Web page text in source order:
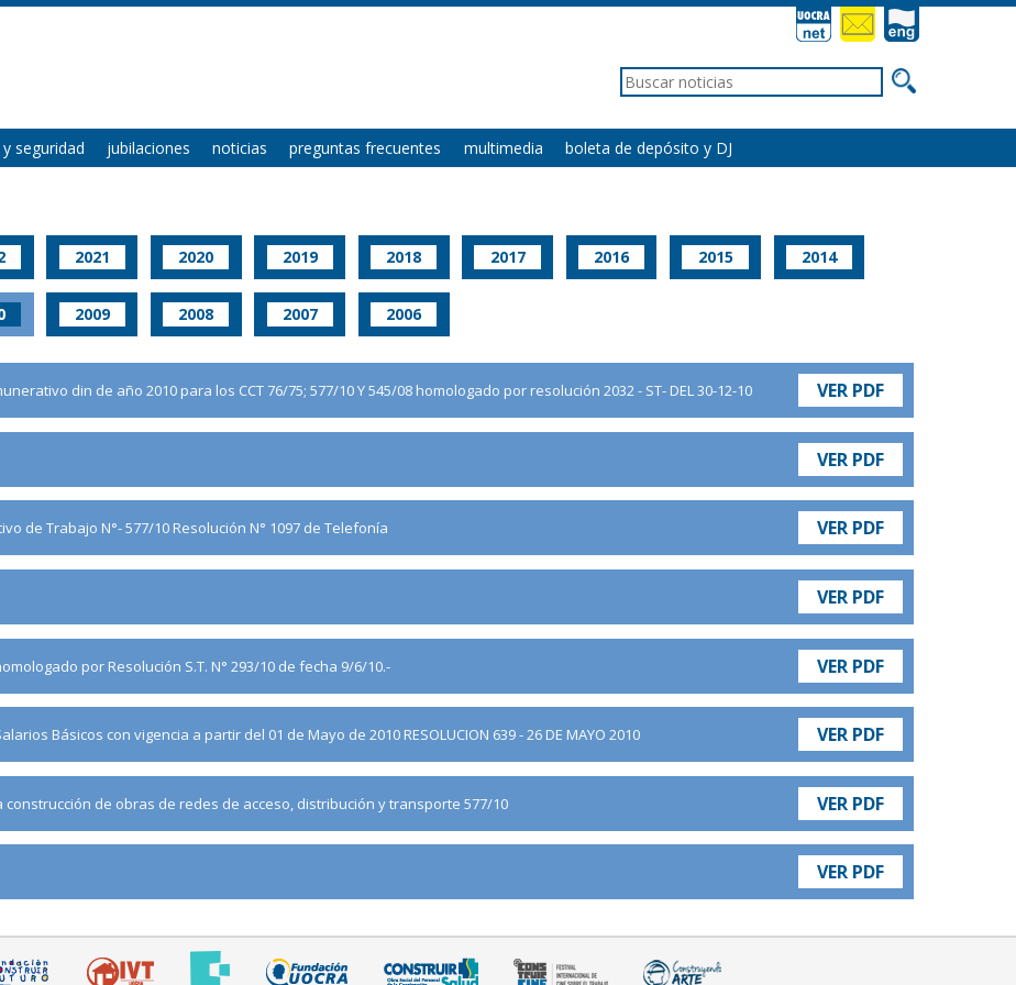
seguridad jubilaciones noticias preguntas frecuentes multimedia boleta de depósito y DJ
2021 2020 2019 2018 2017 2016 2015 2014
2009 2008 2007 2006
din de año 2010 para los CCT 76/75; 577/10 Y 545/08 homologado por resolución 2032 - ST- DEL 30-12-10 VER PDF
VER PDF
de Trabajo N°- 577/10 Resolución N° 1097 de Telefonía VER PDF
VER PDF
por Resolución S.T. N° 293/10 de fecha 9/6/10.- VER PDF
Básicos con vigencia a partir del 01 de Mayo de 2010 RESOLUCION 639 - 26 DE MAYO 2010 VER PDF
de obras de redes de acceso, distribución y transporte 577/10 VER PDF
VER PDF